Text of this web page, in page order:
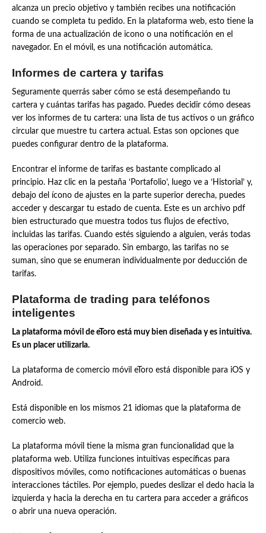
alcanza un precio objetivo y también recibes una notificación
cuando se completa tu pedido. En la plataforma web, esto tiene la
forma de una actualización de icono o una notificación en el
navegador. En el móvil, es una notificación automática.
Informes de cartera y tarifas
Seguramente querrás saber cómo se está desempeñando tu
cartera y cuántas tarifas has pagado. Puedes decidir cómo deseas
ver los informes de tu cartera: una lista de tus activos o un gráfico
circular que muestre tu cartera actual. Estas son opciones que
puedes configurar dentro de la plataforma.
Encontrar el informe de tarifas es bastante complicado al
principio. Haz clic en la pestaña ‘Portafolio’, luego ve a ‘Historial’ y,
debajo del ícono de ajustes en la parte superior derecha, puedes
acceder y descargar tu estado de cuenta. Este es un archivo pdf
bien estructurado que muestra todos tus flujos de efectivo,
incluidas las tarifas. Cuando estés siguiendo a alguien, verás todas
las operaciones por separado. Sin embargo, las tarifas no se
suman, sino que se enumeran individualmente por deducción de
tarifas.
Plataforma de trading para teléfonos
inteligentes
La plataforma móvil de eToro está muy bien diseñada y es intuitiva.
Es un placer utilizarla.
La plataforma de comercio móvil eToro está disponible para iOS y
Android.
Está disponible en los mismos 21 idiomas que la plataforma de
comercio web.
La plataforma móvil tiene la misma gran funcionalidad que la
plataforma web. Utiliza funciones intuitivas específicas para
dispositivos móviles, como notificaciones automáticas o buenas
interacciones táctiles. Por ejemplo, puedes deslizar el dedo hacia la
izquierda y hacia la derecha en tu cartera para acceder a gráficos
o abrir una nueva operación.